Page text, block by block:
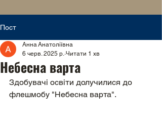
Пост
Небесна варта
Анна Анатоліївна
6 черв. 2025 р. Читати 1 хв
Здобувачі освіти долучилися до
флешмобу "Небесна варта".